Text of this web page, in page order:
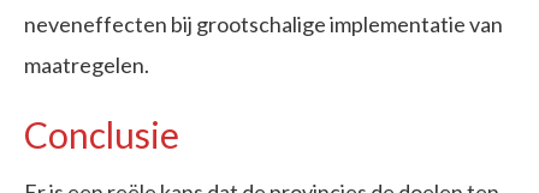
neveneffecten bij grootschalige implementatie van
maatregelen.
Conclusie